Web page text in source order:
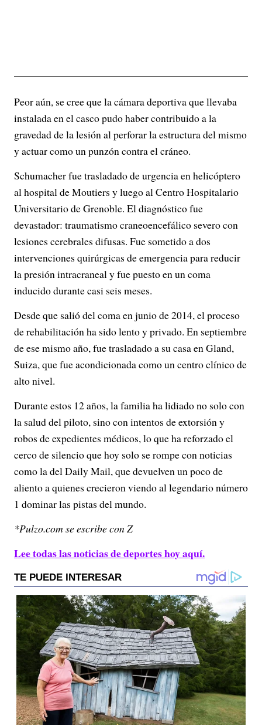
Peor aún, se cree que la cámara deportiva que llevaba
instalada en el casco pudo haber contribuido a la
gravedad de la lesión al perforar la estructura del mismo
y actuar como un punzón contra el cráneo.
Schumacher fue trasladado de urgencia en helicóptero
al hospital de Moutiers y luego al Centro Hospitalario
Universitario de Grenoble. El diagnóstico fue
devastador: traumatismo craneoencefálico severo con
lesiones cerebrales difusas. Fue sometido a dos
intervenciones quirúrgicas de emergencia para reducir
la presión intracraneal y fue puesto en un coma
inducido durante casi seis meses.
Desde que salió del coma en junio de 2014, el proceso
de rehabilitación ha sido lento y privado. En septiembre
de ese mismo año, fue trasladado a su casa en Gland,
Suiza, que fue acondicionada como un centro clínico de
alto nivel.
Durante estos 12 años, la familia ha lidiado no solo con
la salud del piloto, sino con intentos de extorsión y
robos de expedientes médicos, lo que ha reforzado el
cerco de silencio que hoy solo se rompe con noticias
como la del Daily Mail, que devuelven un poco de
aliento a quienes crecieron viendo al legendario número
1 dominar las pistas del mundo.
*Pulzo.com se escribe con Z
Lee todas las noticias de deportes hoy aquí.